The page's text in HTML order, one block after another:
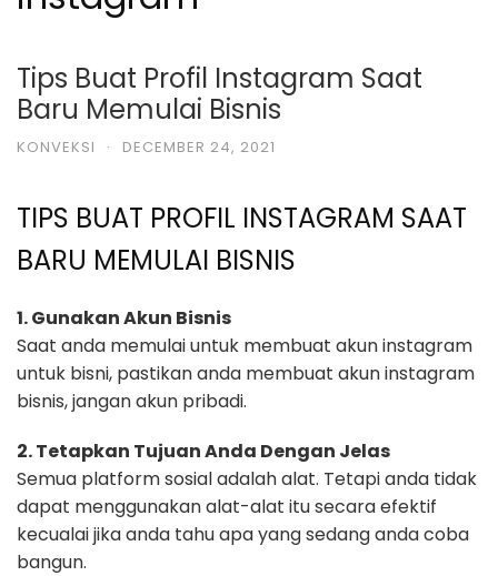
Tips Buat Profil Instagram Saat
Baru Memulai Bisnis
KONVEKSI · DECEMBER 24, 2021
TIPS BUAT PROFIL INSTAGRAM SAAT
BARU MEMULAI BISNIS
1. Gunakan Akun Bisnis
Saat anda memulai untuk membuat akun instagram
untuk bisni, pastikan anda membuat akun instagram
bisnis, jangan akun pribadi.
2. Tetapkan Tujuan Anda Dengan Jelas
Semua platform sosial adalah alat. Tetapi anda tidak
dapat menggunakan alat-alat itu secara efektif
kecualai jika anda tahu apa yang sedang anda coba
bangun.